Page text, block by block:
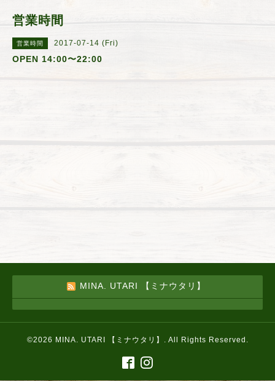
営業時間
営業時間 2017-07-14 (Fri)
OPEN 14:00〜22:00
MINA. UTARI 【ミナウタリ】
©2026 MINA. UTARI 【ミナウタリ】 . All Rights Reserved.